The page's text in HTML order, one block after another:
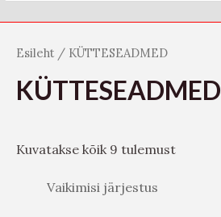
Esileht / KÜTTESEADMED
KÜTTESEADMED
Kuvatakse kõik 9 tulemust